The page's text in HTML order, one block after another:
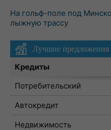
На гольф-поле под
лыжную трассу
Лучшие предложения
Кредиты
Потребительский
Автокредит
Недвижимость